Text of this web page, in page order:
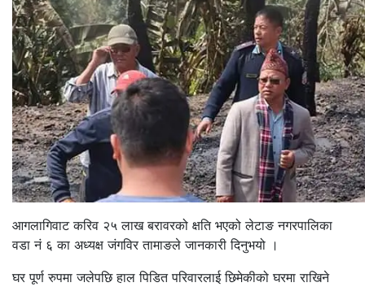
आगलागिवाट करिव २५ लाख बरावरको क्षति भएको लेटाङ नगरपालिका
वडा नं ६ का अध्यक्ष जंगविर तामाङले जानकारी दिनुभयो ।
घर पूर्ण रुपमा जलेपछि हाल पिडित परिवारलाई छिमेकीको घरमा राखिने